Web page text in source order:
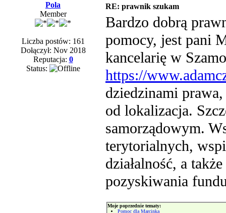
Pola
Member
Liczba postów: 161
Dołączył: Nov 2018
Reputacja: 0
Status:
RE: prawnik szukam
Bardzo dobrą
pomocy, jest pani
kancelarię w
https://
dziedzinami
od lokalizacja.
samorządowym.
terytorialnych,
działalność, a
pozyskiwania
Moje poprzednie tematy:
Pomoc dla Marcinka